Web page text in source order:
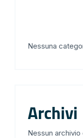
Nessuna
Archivi
Nessun